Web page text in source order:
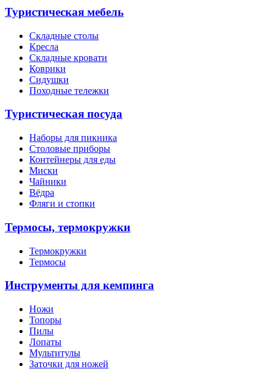
Туристическая мебель
Складные столы
Кресла
Складные кровати
Коврики
Сидушки
Походные тележки
Туристическая посуда
Наборы для пикника
Столовые приборы
Контейнеры для еды
Миски
Чайники
Вёдра
Фляги и стопки
Термосы, термокружки
Термокружки
Термосы
Инструменты для кемпинга
Ножи
Топоры
Пилы
Лопаты
Мультитулы
Заточки для ножей